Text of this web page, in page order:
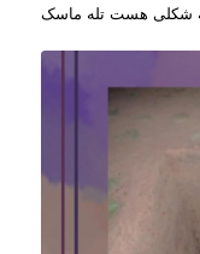
شکلی هست تله ماسک